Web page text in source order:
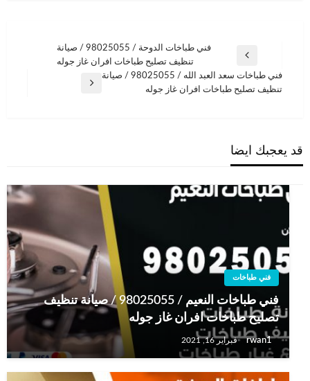
المقالات
المقالة
السابقة
فني طباخات الدوحة / 98025055 / صيانة
تنظيف تصليح طباخات افران غاز جوله
المقالة
فني طباخات سعد العبد الله / 98025055 / صيانة
تنظيف تصليح طباخات افران غاز جوله
قد يعجبك ايضا
فني طباخات
فني طباخات النعيم / 98025055 / صيانة تنظيف
تصليح طباخات افران غاز جوله
rwan1 فبراير 16, 2021